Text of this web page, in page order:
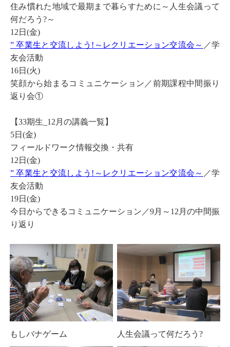
住み慣れた地域で最期まで暮らすために～人生会議って
何だろう?～
12日(金)
” 卒業生と交流しよう!～レクリエーション交流会～ ／学
友会活動
16日(火)
笑顔から始まるコミュニケーション／前期課程中間振り
返り会①
【33期生_12月の講義一覧】
5日(金)
フィールドワーク情報交換・共有
12日(金)
” 卒業生と交流しよう!～レクリエーション交流会～ ／学
友会活動
19日(金)
今日からできるコミュニケーション／9月～12月の中間振
り返り
もしバナゲーム 人生会議って何だろう?